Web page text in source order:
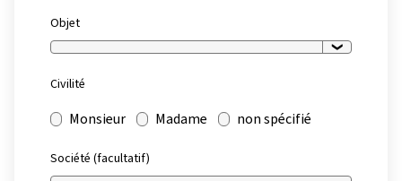
Objet
Civilité
Monsieur Madame non spécifié
Société (facultatif)